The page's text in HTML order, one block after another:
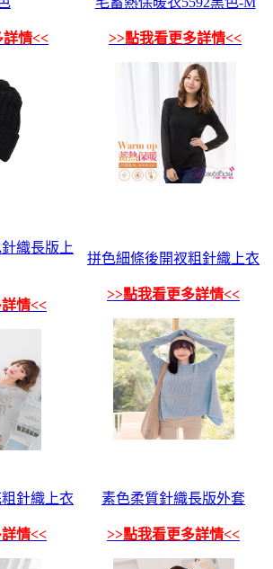
詳情<< >>點我看更多詳情<<
織長版上
情<<
拼色細條後開衩粗針織上衣
>>點我看更多詳情<<
針織上衣
情<<
素色柔質針織長版外套
>>點我看更多詳情<<